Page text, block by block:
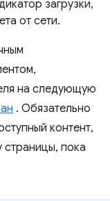
загрузки,
от сети.
на следующую
. Обязательно
контент,
страницы, пока